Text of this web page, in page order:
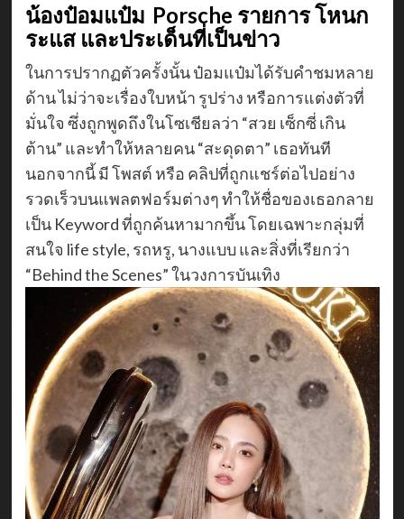
น้องป๋อมแป๋ม Porsche รายการ โหนก
ระแส และประเด็นที่เป็นข่าว
ในการปรากฏตัวครั้งนั้น ป๋อมแป๋มได้รับคำชมหลาย
ด้าน ไม่ว่าจะเรื่องใบหน้า รูปร่าง หรือการแต่งตัวที่
มั่นใจ ซึ่งถูกพูดถึงในโซเชียลว่า “สวย เซ็กซี่ เกิน
ต้าน” และทำให้หลายคน “สะดุดตา” เธอทันที
นอกจากนี้ มี โพสต์ หรือ คลิปที่ถูกแชร์ต่อไปอย่าง
รวดเร็วบนแพลตฟอร์มต่างๆ ทำให้ชื่อของเธอกลาย
เป็น Keyword ที่ถูกค้นหามากขึ้น โดยเฉพาะกลุ่มที่
สนใจ life style, รถหรู, นางแบบ และสิ่งที่เรียกว่า
“Behind the Scenes” ในวงการบันเทิง